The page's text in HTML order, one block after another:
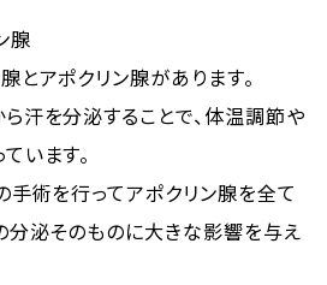
腺
とアポクリン腺があります。
汗を分泌することで、体温調節や
います。
手術を行ってアポクリン腺を全て
分泌そのものに大きな影響を与え